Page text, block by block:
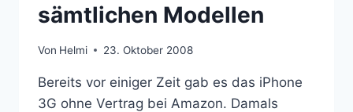
sämtlichen Modellen
Von Helmi 23. Oktober 2008
Bereits vor einiger Zeit gab es das iPhone
3G ohne Vertrag bei Amazon. Damals